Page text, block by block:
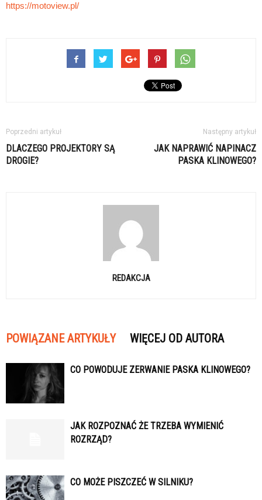
https://motoview.pl/
Poprzedni artykuł
DLACZEGO PROJEKTORY SĄ
DROGIE?
Następny artykuł
JAK NAPRAWIĆ NAPINACZ
PASKA KLINOWEGO?
REDAKCJA
POWIĄZANE ARTYKUŁY WIĘCEJ OD AUTORA
CO POWODUJE ZERWANIE PASKA KLINOWEGO?
JAK ROZPOZNAĆ ŻE TRZEBA WYMIENIĆ
ROZRZĄD?
CO MOŻE PISZCZEĆ W SILNIKU?